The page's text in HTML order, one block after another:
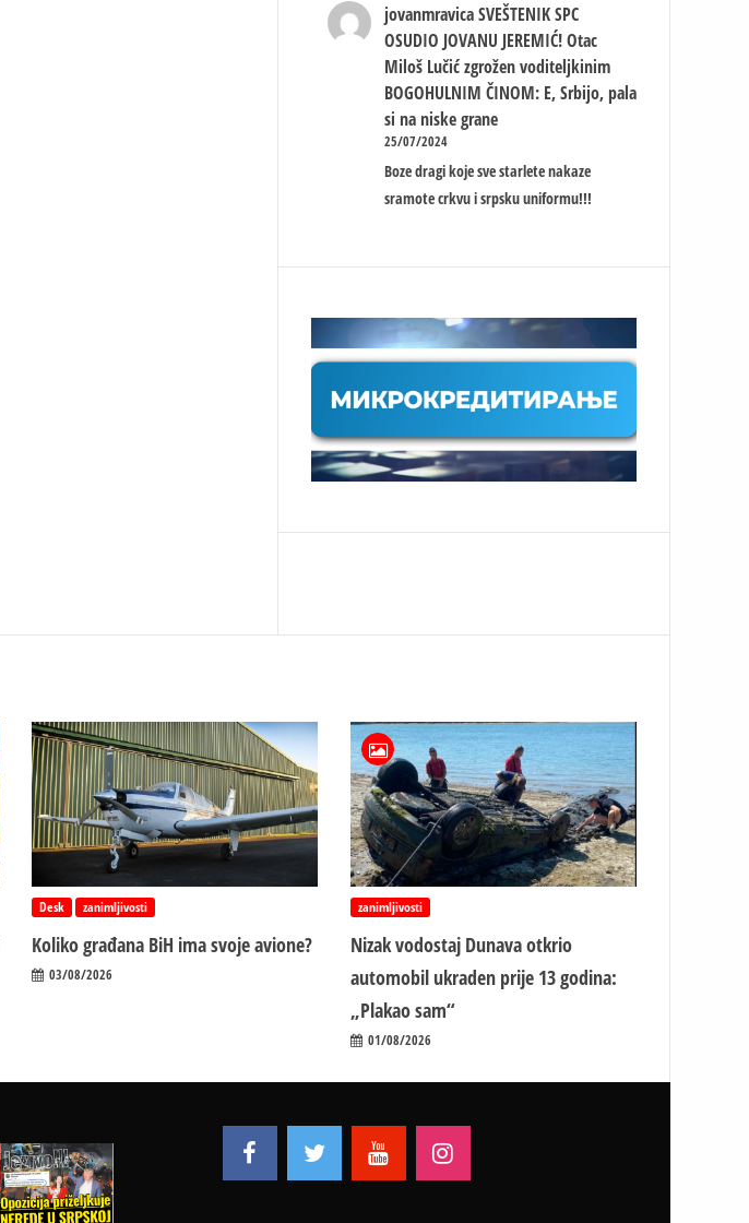
jovanmravica SVEŠTENIK SPC
OSUDIO JOVANU JEREMIĆ! Otac
Miloš Lučić zgrožen voditeljkinim
BOGOHULNIM ČINOM: E, Srbijo, pala
si na niske grane
25/07/2024
Boze dragi koje sve starlete nakaze
sramote crkvu i srpsku uniformu!!!
Desk zanimljivosti
Koliko građana BiH ima svoje avione?
03/08/2026
zanimljivosti
Nizak vodostaj Dunava otkrio
automobil ukraden prije 13 godina:
„Plakao sam“
01/08/2026